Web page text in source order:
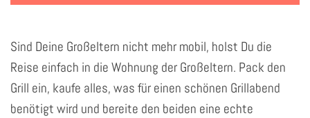
Sind Deine Großeltern nicht mehr mobil, holst Du die
Reise einfach in die Wohnung der Großeltern. Pack den
Grill ein, kaufe alles, was für einen schönen Grillabend
benötigt wird und bereite den beiden eine echte